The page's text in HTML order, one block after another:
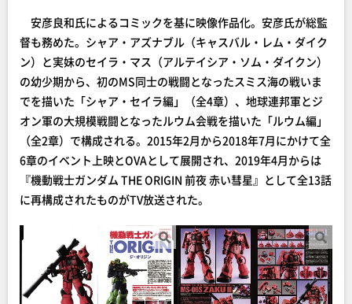
安彦良和氏によるコミックを基に映像作品化。安彦氏が総監
督も務めた。シャア・アズナブル（キャスバル・レム・ダイク
ン）と実妹のセイラ・マス（アルテイシア・ソム・ダイクン）
の幼少期から、初のMS同士の戦闘となったスミス海の戦いま
でを描いた「シャア・セイラ編」（全4章）、地球連邦軍とジ
オン軍の大規模戦闘となったルウム会戦を描いた「ルウム編」
（全2章）で構成される。2015年2月から2018年7月にかけて全
6章のイベント上映とOVAとして展開され、2019年4月からは
『機動戦士ガンダム THE ORIGIN 前夜 赤い彗星』として全13話
に再構成されたものがTV放送された。